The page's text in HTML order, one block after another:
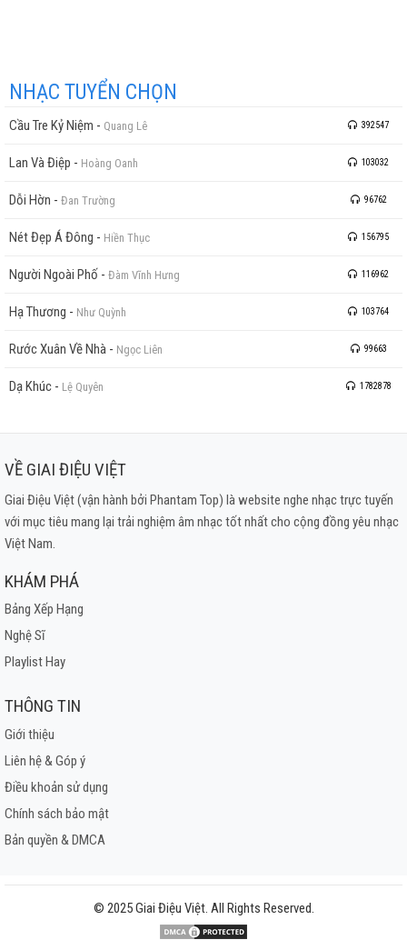
NHẠC TUYỂN CHỌN
Cầu Tre Kỷ Niệm - Quang Lê 392547
Lan Và Điệp - Hoàng Oanh 103032
Dỗi Hờn - Đan Trường 96762
Nét Đẹp Á Đông - Hiền Thục 156795
Người Ngoài Phố - Đàm Vĩnh Hưng 116962
Hạ Thương - Như Quỳnh 103764
Rước Xuân Về Nhà - Ngọc Liên 99663
Dạ Khúc - Lệ Quyên 1782878
VỀ GIAI ĐIỆU VIỆT
Giai Điệu Việt (vận hành bởi Phantam Top) là website nghe nhạc trực tuyến
với mục tiêu mang lại trải nghiệm âm nhạc tốt nhất cho cộng đồng yêu nhạc
Việt Nam.
KHÁM PHÁ
Bảng Xếp Hạng
Nghệ Sĩ
Playlist Hay
THÔNG TIN
Giới thiệu
Liên hệ & Góp ý
Điều khoản sử dụng
Chính sách bảo mật
Bản quyền & DMCA
© 2025 Giai Điệu Việt. All Rights Reserved.